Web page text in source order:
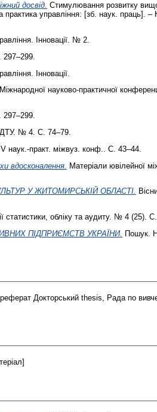
досвід. Стимулювання розвитку
практика управління: [зб. наук. праць].
Інновації. № 2.
Інновації.
Міжнародної науково-практичної
297–299.
№ 4. С. 74–79.
наук.-практ. міжвуз. конф.. С. 43–44.
вдосконалення.
Матеріали ювілейної
У ЖИТОМИРСЬКІЙ ОБЛАСТІ.
статистики, обліку та аудиту. № 4 (25).
ПІДПРИЄМСТВ УКРАЇНИ. Пошук.
Докторський thesis, Рада по